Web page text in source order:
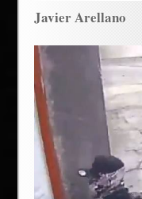
Javier Arellano